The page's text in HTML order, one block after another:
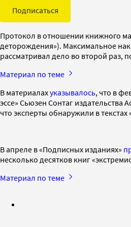
Подписаться
Протокол в отношении книжного
деторождения»). Максимальное
рассматривал дело во второй раз,
Материал по теме
В материалахуказывалось, что в
эссе» Сьюзен Сонтаг
что эксперты обнаружили в
В апреле в «Подписных изданиях»
несколько десятков книг
Материал по теме